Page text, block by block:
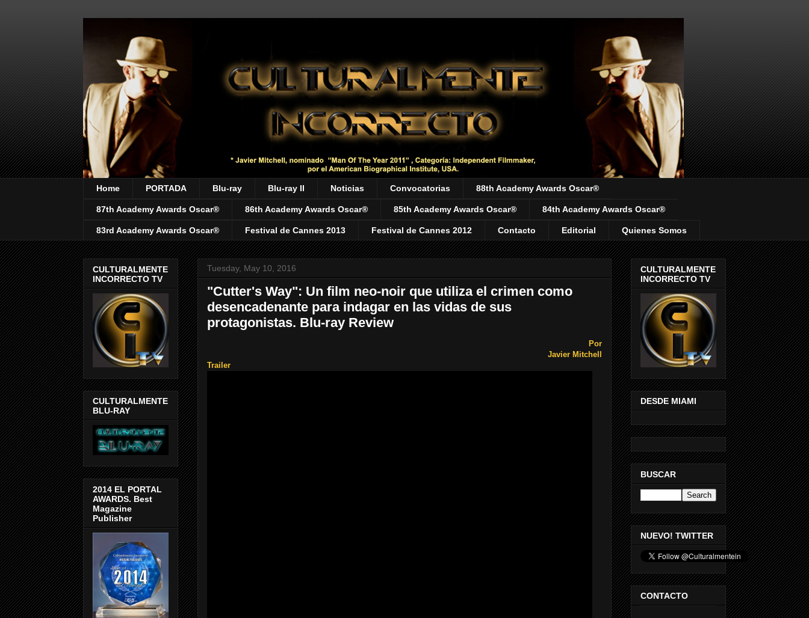
Home PORTADA Blu-ray Blu-ray II Noticias Convocatorias 88th Academy Awards Oscar®
87th Academy Awards Oscar® 86th Academy Awards Oscar® 85th Academy Awards Oscar® 84th Academy Awards Oscar®
83rd Academy Awards Oscar® Festival de Cannes 2013 Festival de Cannes 2012 Contacto Editorial Quienes Somos
Tuesday, May 10, 2016
"Cutter's Way": Un film neo-noir que utiliza el crimen como
desencadenante para indagar en las vidas de sus
protagonistas. Blu-ray Review
Por
Javier Mitchell
Trailer
CULTURALMENTE
INCORRECTO TV
CULTURALMENTE
BLU-RAY
2014 EL PORTAL
AWARDS. Best
Magazine
Publisher
CULTURALMENTE
INCORRECTO TV
DESDE MIAMI
BUSCAR
NUEVO! TWITTER
CONTACTO